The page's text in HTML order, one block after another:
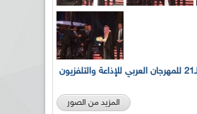
بالصور... الدورة الـ21 للمهرجان العربي للإذاعة والتلفزيون
المزيد من الصور